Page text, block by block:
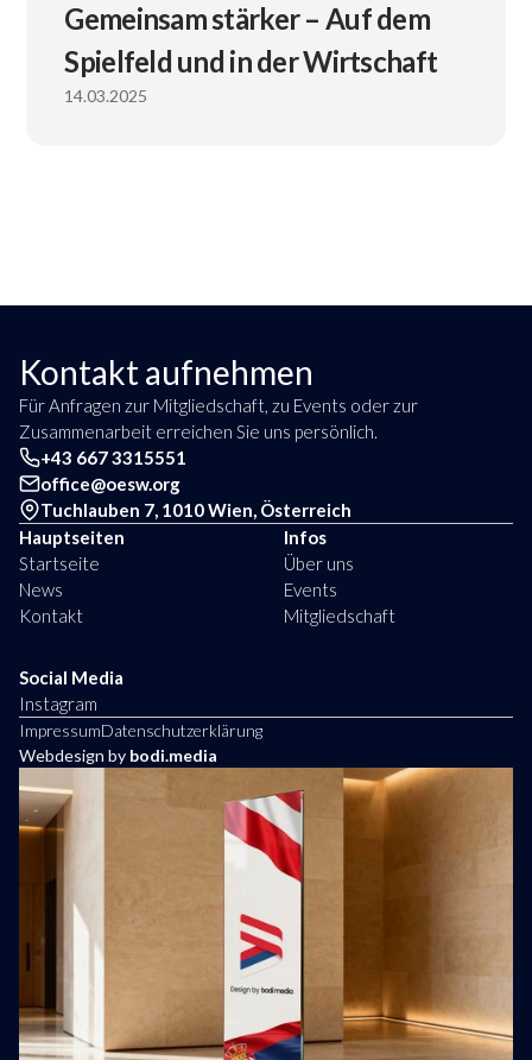
Gemeinsam stärker – Auf dem
Spielfeld und in der Wirtschaft
14.03.2025
Kontakt aufnehmen
Für Anfragen zur Mitgliedschaft, zu Events oder zur
Zusammenarbeit erreichen Sie uns persönlich.
+43 667 3315551
office@oesw.org
Tuchlauben 7, 1010 Wien, Österreich
Hauptseiten
Startseite
News
Kontakt
Infos
Über uns
Events
Mitgliedschaft
Social Media
Instagram
Webdesign by bodi.media
ImpressumDatenschutzerklärung